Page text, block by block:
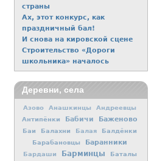
страны
Ах, этот конкурс, как
праздничный бал!
И снова на кировской сцене
Строительство «Дороги
школьника» началось
Деревни, села
Азово Анашкинцы Андреевцы
Антипёнки Бабичи Баженово
Баи Балахни Балая
Балдёнки
Барабановцы
Баранники
Бардаши Барминцы
Баталы